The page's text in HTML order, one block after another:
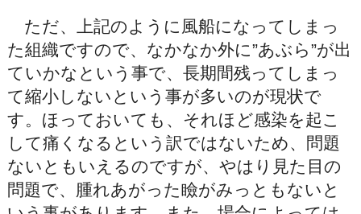
ただ、上記のように風船になってしまっ
た組織ですので、なかなか外に”あぶら”が出
ていかなという事で、長期間残ってしまっ
て縮小しないという事が多いのが現状で
す。ほっておいても、それほど感染を起こ
して痛くなるという訳ではないため、問題
ないともいえるのですが、やはり見た目の
問題で、腫れあがった瞼がみっともないと